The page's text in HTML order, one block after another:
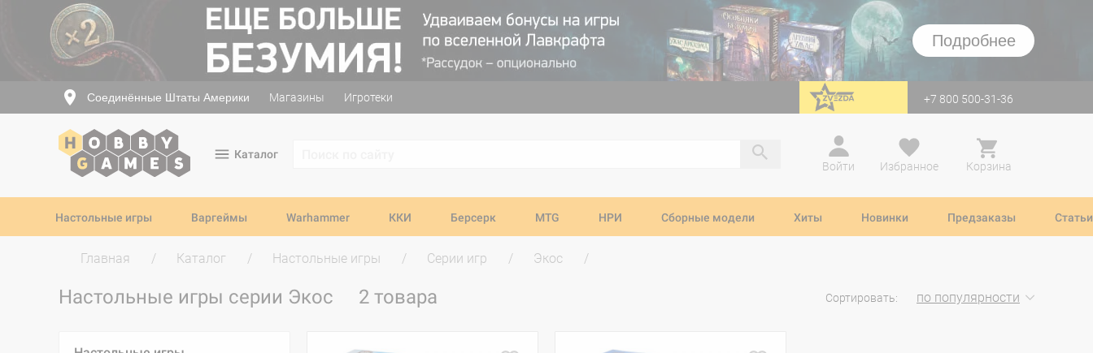
Подробнее
Соединённые Штаты Америки Магазины Игротеки перейти на Zvezda +7 800 500-31-36
Каталог
Войти
Избранное Корзина
Настольные игры Варгеймы Warhammer ККИ Берсерк MTG НРИ Сборные модели Хиты Новинки Предзаказы Статьи
Главная Каталог Настольные игры Серии игр Экос
Настольные игры серии Экос 2 товара Сортировать: по популярности